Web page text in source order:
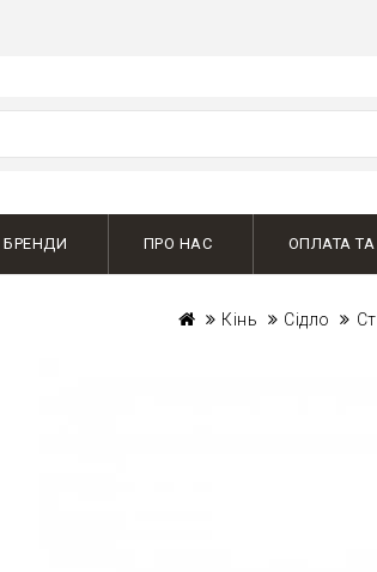
БРЕНДИ ПРО НАС ОПЛАТА
Кінь Сідло